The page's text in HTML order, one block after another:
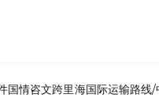
国情咨文跨里海国际运输路线/